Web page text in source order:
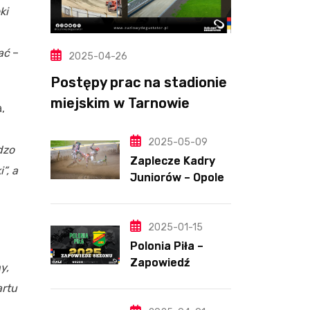
–
a
2025-04-26
Postępy prac na stadionie
miejskim w Tarnowie
2025-05-09
Zaplecze Kadry
Juniorów – Opole,
2025-01-15
Polonia Piła –
Zapowiedź